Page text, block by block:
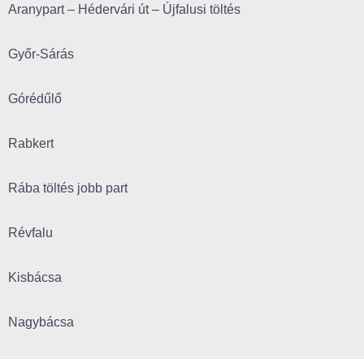
Aranypart – Hédervári út – Újfalusi töltés
Győr-Sárás
Górédűlő
Rabkert
Rába töltés jobb part
Révfalu
Kisbácsa
Nagybácsa